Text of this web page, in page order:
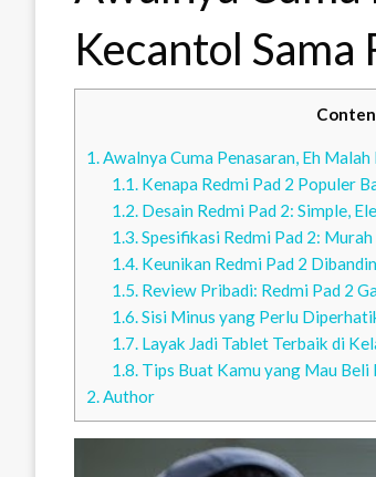
Kecantol Sama
1.Awalnya Cuma Penasaran, Eh
1.1.Kenapa Redmi Pad 2 Populer
1.2.Desain Redmi Pad 2: Simple,
1.3.Spesifikasi Redmi Pad 2:
1.4.Keunikan Redmi Pad 2
1.5.Review Pribadi: Redmi Pad 2
1.6.Sisi Minus yang Perlu
1.7.Layak Jadi Tablet Terbaik di
1.8.Tips Buat Kamu yang Mau Beli
2.Author